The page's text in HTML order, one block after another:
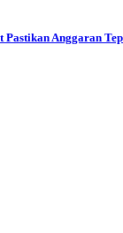
Pastikan Anggaran